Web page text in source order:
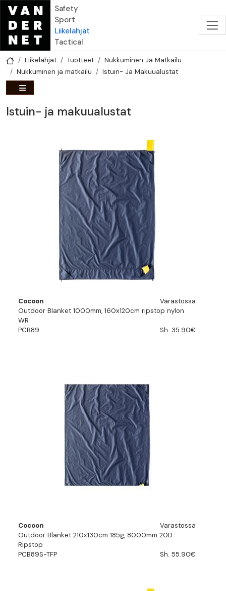
Hyppää pääsisältöön
Safety
Sport
Liikelahjat
Tactical
Liikelahjat Tuotteet
Nukkuminen Ja Matkailu
Nukkuminen ja matkailu
Istuin- Ja Makuualustat
Istuin- ja makuualustat
Cocoon
Varastossa
Outdoor Blanket 1000mm, 160x120cm ripstop nylon
WR
PCB89
Sh. 35.90€
Cocoon
Varastossa
Outdoor Blanket 210x130cm 185g, 8000mm 20D
Ripstop
PCB89S-TFP
Sh. 55.90€